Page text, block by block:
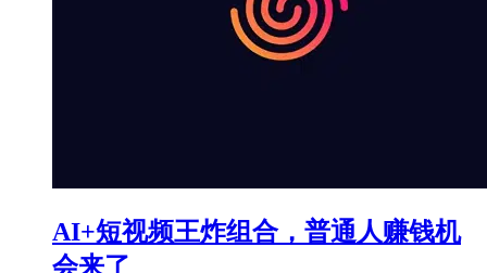
AI+短视频王炸组合，普通人赚钱机
会来了